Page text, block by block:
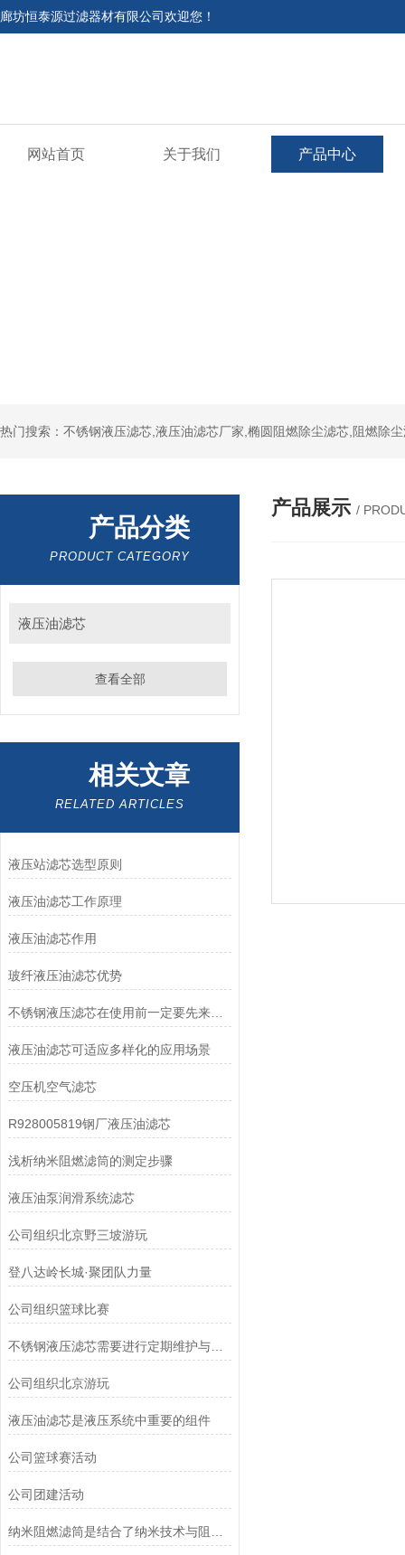
廊坊恒泰源过滤器材有限公司欢迎您！
网站首页 关于我们 产品中心
热门搜索：不锈钢液压滤芯,液压油滤芯厂家,椭圆阻燃除尘滤芯,阻燃除
产品分类
PRODUCT CATEGORY
液压油滤芯
查看全部
相关文章
RELATED ARTICLES
液压站滤芯选型原则
液压油滤芯工作原理
液压油滤芯作用
玻纤液压油滤芯优势
不锈钢液压滤芯在使用前一定要先来了解下这些
液压油滤芯可适应多样化的应用场景
空压机空气滤芯
R928005819钢厂液压油滤芯
浅析纳米阻燃滤筒的测定步骤
液压油泵润滑系统滤芯
公司组织北京野三坡游玩
登八达岭长城·聚团队力量
公司组织篮球比赛
不锈钢液压滤芯需要进行定期维护与清洁
公司组织北京游玩
液压油滤芯是液压系统中重要的组件
公司篮球赛活动
公司团建活动
产品展示 /